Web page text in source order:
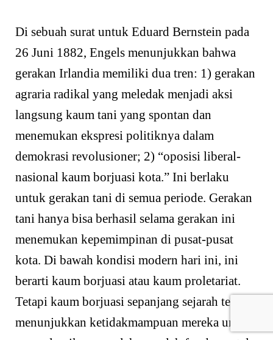
Di sebuah surat untuk Eduard Bernstein pada
26 Juni 1882, Engels menunjukkan bahwa
gerakan Irlandia memiliki dua tren: 1) gerakan
agraria radikal yang meledak menjadi aksi
langsung kaum tani yang spontan dan
menemukan ekspresi politiknya dalam
demokrasi revolusioner; 2) “oposisi liberal-
nasional kaum borjuasi kota.” Ini berlaku
untuk gerakan tani di semua periode. Gerakan
tani hanya bisa berhasil selama gerakan ini
menemukan kepemimpinan di pusat-pusat
kota. Di bawah kondisi modern hari ini, ini
berarti kaum borjuasi atau kaum proletariat.
Tetapi kaum borjuasi sepanjang sejarah telah
menunjukkan ketidakmampuan mereka untuk